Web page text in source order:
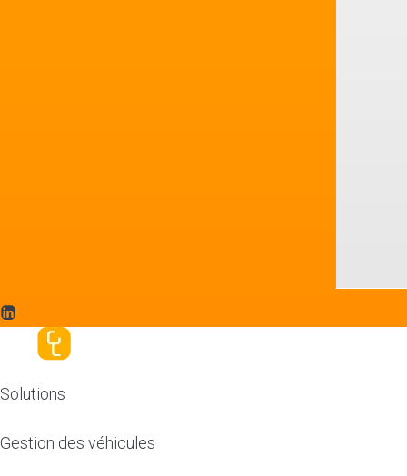
Solutions
Gestion des véhicules